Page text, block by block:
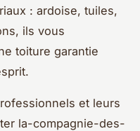
: ardoise, tuiles,
ils vous
toiture garantie
et leurs
la-compagnie-des-